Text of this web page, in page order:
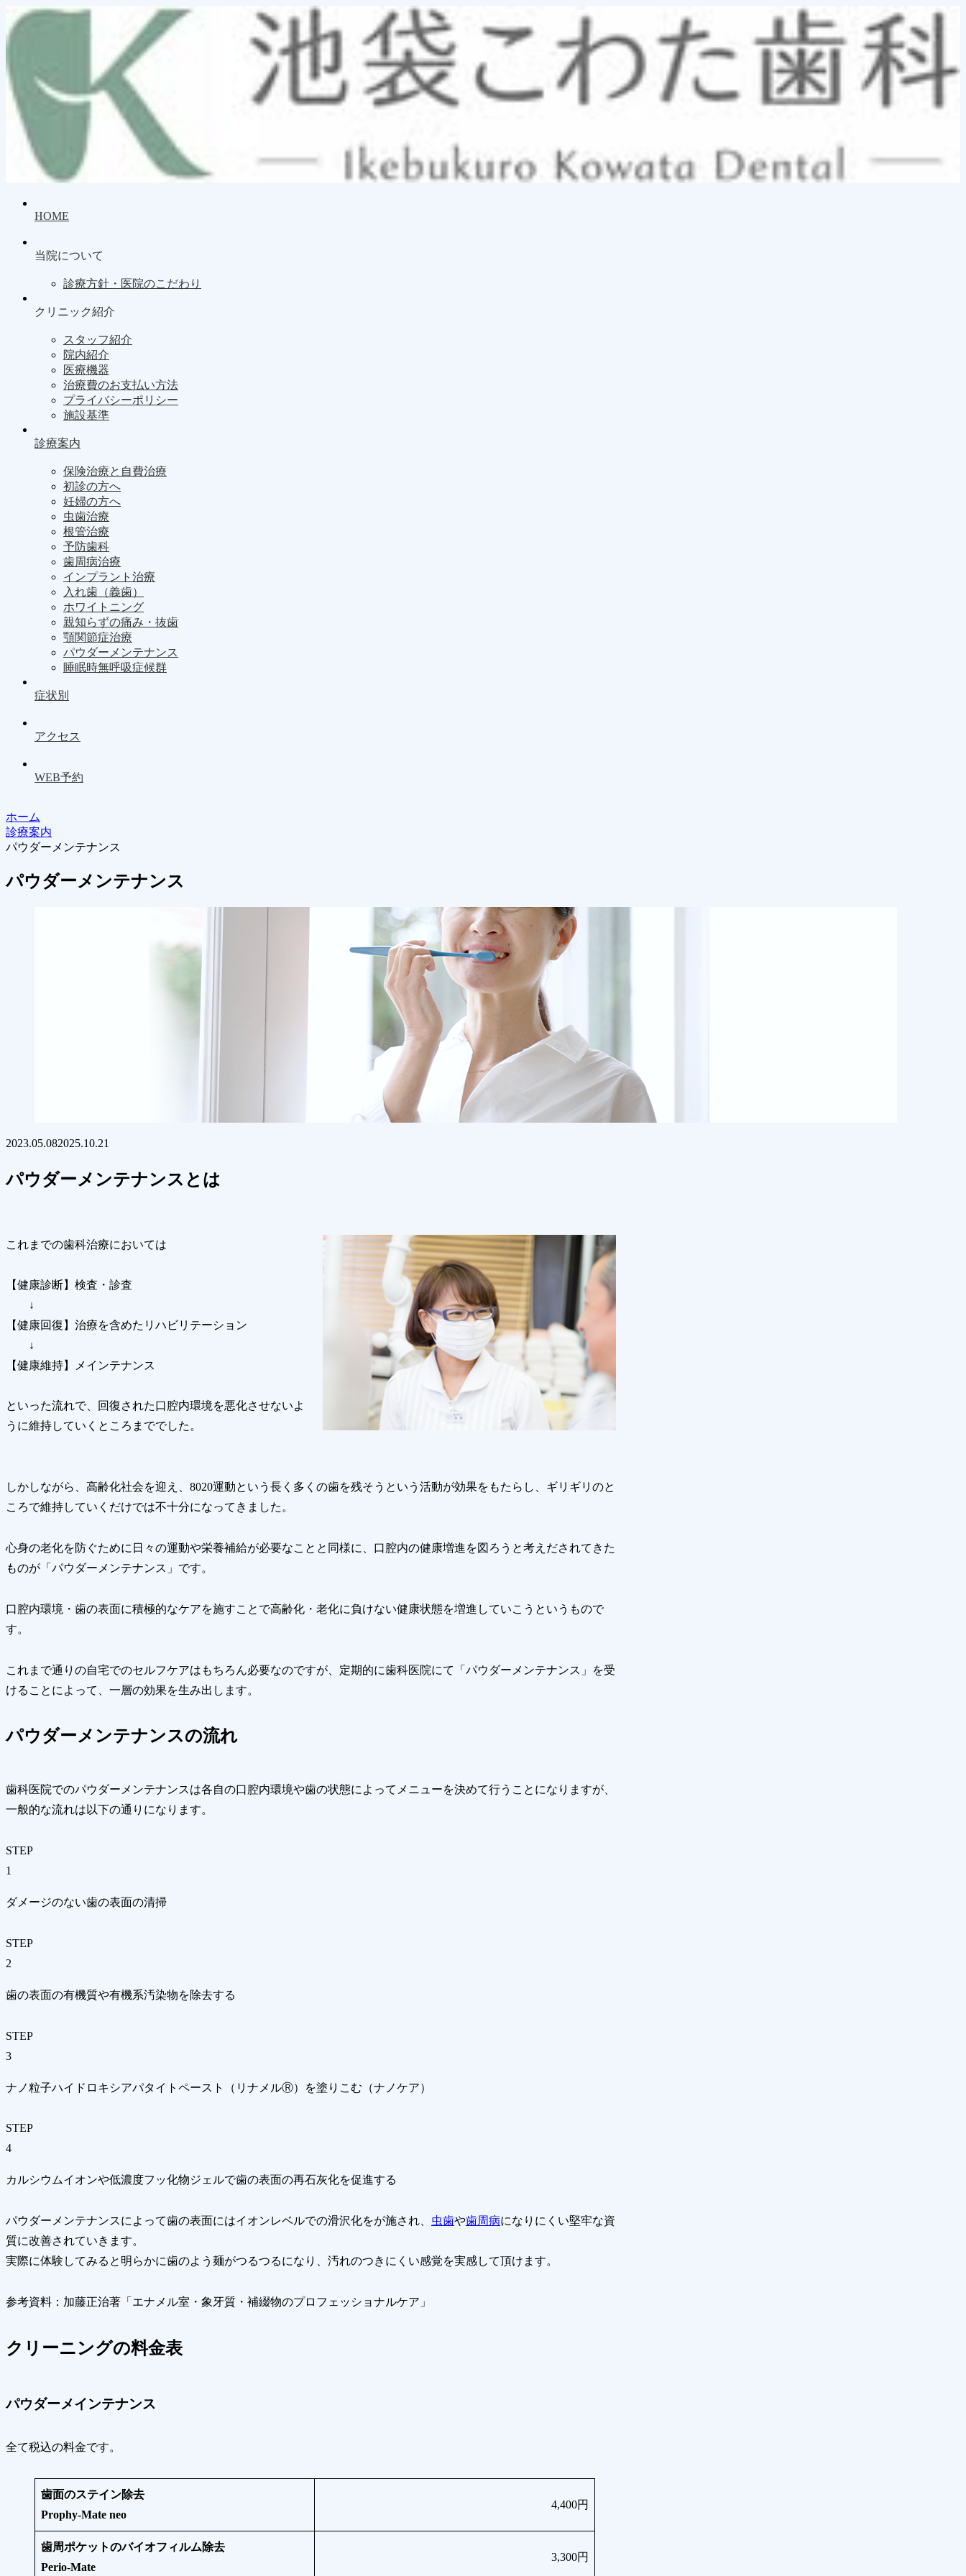
HOME
当院について
診療方針・医院のこだわり
クリニック紹介
スタッフ紹介
院内紹介
医療機器
治療費のお支払い方法
プライバシーポリシー
施設基準
診療案内
保険治療と自費治療
初診の方へ
妊婦の方へ
虫歯治療
根管治療
予防歯科
歯周病治療
インプラント治療
入れ歯（義歯）
ホワイトニング
親知らずの痛み・抜歯
顎関節症治療
パウダーメンテナンス
睡眠時無呼吸症候群
症状別
アクセス
WEB予約
ホーム
診療案内
パウダーメンテナンス
パウダーメンテナンス
2023.05.082025.10.21
パウダーメンテナンスとは
これまでの歯科治療においては
【健康診断】検査・診査
↓
【健康回復】治療を含めたリハビリテーション
↓
【健康維持】メインテナンス
といった流れで、回復された口腔内環境を悪化させないよ
うに維持していくところまででした。
しかしながら、高齢化社会を迎え、8020運動という長く多くの歯を残そうという活動が効果をもたらし、ギリギリのと
ころで維持していくだけでは不十分になってきました。
心身の老化を防ぐために日々の運動や栄養補給が必要なことと同様に、口腔内の健康増進を図ろうと考えだされてきた
ものが「パウダーメンテナンス」です。
口腔内環境・歯の表面に積極的なケアを施すことで高齢化・老化に負けない健康状態を増進していこうというもので
す。
これまで通りの自宅でのセルフケアはもちろん必要なのですが、定期的に歯科医院にて「パウダーメンテナンス」を受
けることによって、一層の効果を生み出します。
パウダーメンテナンスの流れ
歯科医院でのパウダーメンテナンスは各自の口腔内環境や歯の状態によってメニューを決めて行うことになりますが、
一般的な流れは以下の通りになります。
STEP
1
ダメージのない歯の表面の清掃
STEP
2
歯の表面の有機質や有機系汚染物を除去する
STEP
3
ナノ粒子ハイドロキシアパタイトペースト（リナメルⓇ）を塗りこむ（ナノケア）
STEP
4
カルシウムイオンや低濃度フッ化物ジェルで歯の表面の再石灰化を促進する
パウダーメンテナンスによって歯の表面にはイオンレベルでの滑沢化をが施され、 虫歯や歯周病になりにくい堅牢な資
質に改善されていきます。
実際に体験してみると明らかに歯のよう麺がつるつるになり、汚れのつきにくい感覚を実感して頂けます。
参考資料：加藤正治著「エナメル室・象牙質・補綴物のプロフェッショナルケア」
クリーニングの料金表
パウダーメインテナンス
全て税込の料金です。
歯面のステイン除去
Prophy-Mate neo
4,400円
歯周ポケットのバイオフィルム除去
Perio-Mate
3,300円